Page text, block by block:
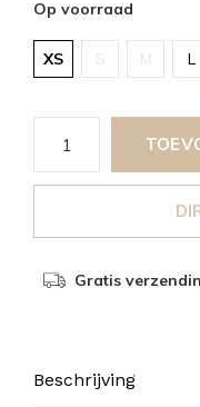
Op voorraad
XS S M L
Gratis
Beschrijving